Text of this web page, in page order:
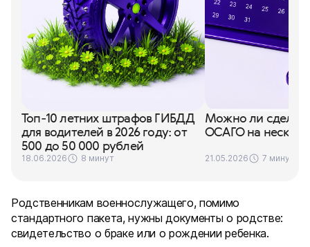
Топ-10 летних штрафов ГИБДД
для водителей в 2026 году: от
500 до 50 000 рублей
18.06.2026 8 минут
Можно ли
ОСАГО на
21.05.2026 7 минут
Родственникам военнослужащего, помимо
стандартного пакета, нужны документы о родстве:
свидетельство о браке или о рождении ребенка.